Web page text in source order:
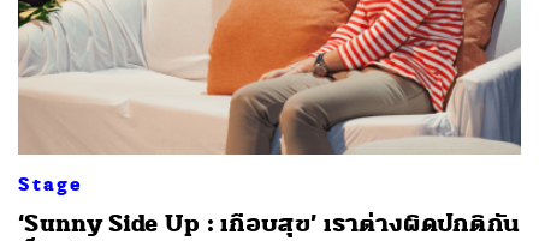
Stage
‘Sunny Side Up : เกือบสุข’ เราต่างผิดปกติกัน
TWEET LINE EMAIL